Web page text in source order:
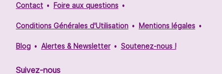
Contact Foire aux questions
Conditions Générales d'Utilisation Mentions légales
Blog Alertes & Newsletter Soutenez-nous !
Suivez-nous